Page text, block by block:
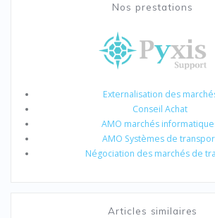
Nos prestations
Externalisation des
Conseil Achat
AMO marchés
AMO Systèmes de
Négociation des marchés de
Articles similaires